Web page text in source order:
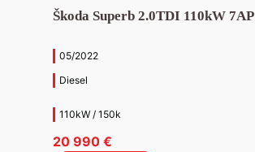
Škoda Superb 2.0TDI 110kW
05/2022
Diesel
110kW / 150k
20 990 €